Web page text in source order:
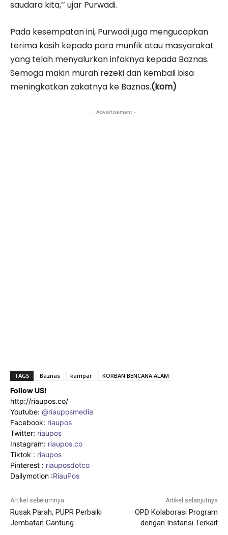
saudara kita,’’ ujar Purwadi.
Pada kesempatan ini, Purwadi juga mengucapkan
terima kasih kepada para munfik atau masyarakat
yang telah menyalurkan infaknya kepada Baznas.
Semoga makin murah rezeki dan kembali bisa
meningkatkan zakatnya ke Baznas.(kom)
- Advertisement -
TAGS Baznas kampar KORBAN BENCANA ALAM
Follow US!
http://riaupos.co/
Youtube: @riauposmedia
Facebook: riaupos
Twitter: riaupos
Instagram: riaupos.co
Tiktok : riaupos
Pinterest : riauposdotco
Dailymotion :RiauPos
Artikel sebelumnya
Rusak Parah, PUPR Perbaiki
Jembatan Gantung
Artikel selanjutnya
OPD Kolaborasi Program
dengan Instansi Terkait